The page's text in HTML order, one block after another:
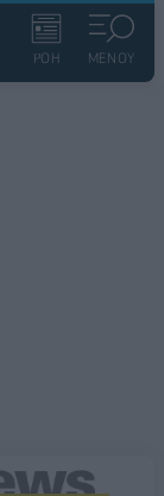
ΡΟΗ ΜΕΝΟΥ